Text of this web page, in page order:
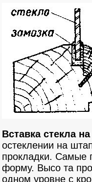
Вставка стекла
остеклении на
прокладки. Самые
форму. Высо та
одном уровне с